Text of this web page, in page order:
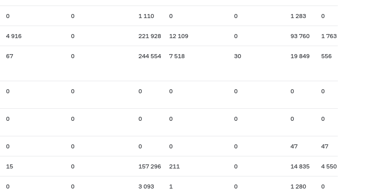
0 0 1 110 0 0 1 283 0
4 916 0 221 928 12 109 0 93 760 1 763
67 0 244 554 7 518 30 19 849 556
0 0 0 0 0 0 0
0 0 0 0 0 0 0
0 0 0 0 0 47 47
15 0 157 296 211 0 14 835 4 550
0 0 3 093 1 0 1 280 0